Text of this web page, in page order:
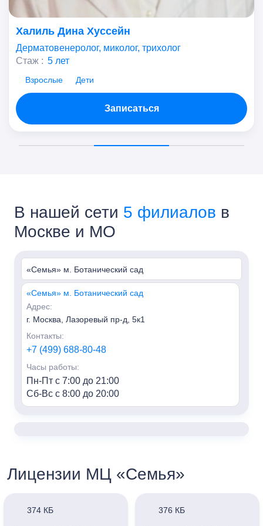
Халиль Дина Хуссейн
Дерматовенеролог, миколог, трихолог
Стаж : 5 лет
Взрослые Дети
Записаться
В нашей сети 5 филиалов в
Москве и МО
«Семья» м. Ботанический сад
«Семья» м. Ботанический сад
Адрес:
г. Москва, Лазоревый пр-д, 5к1
Контакты:
+7 (499) 688-80-48
Часы работы:
Пн-Пт с 7:00 до 21:00
Сб-Вс с 8:00 до 20:00
+7 (499) 688-80-48
Пн-Пт с 7:00 до 21:00
Лицензии МЦ «Семья»
374 КБ 376 КБ